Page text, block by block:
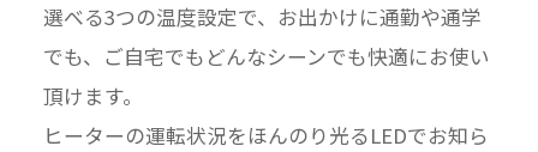
選べる3つの温度設定で、お出かけに通勤や通学
でも、ご自宅でもどんなシーンでも快適にお使い
頂けます。
ヒーターの運転状況をほんのり光るLEDでお知ら